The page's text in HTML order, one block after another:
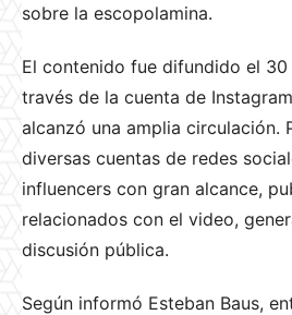
sobre la escopolamina.
El contenido fue difundido el
través de la cuenta de
alcanzó una amplia circulación.
diversas cuentas de redes
influencers con gran alcance,
relacionados con el video,
discusión pública.
Según informó Esteban Baus,